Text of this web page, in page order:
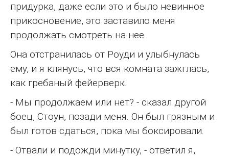
придурка, даже если это и было невинное
прикосновение, это заставило меня
продолжать смотреть на нее.
Она отстранилась от Роуди и улыбнулась
ему, и я клянусь, что вся комната зажглась,
как гребаный фейерверк.
- Мы продолжаем или нет? - сказал другой
боец, Стоун, позади меня. Он был грязным и
был готов сдаться, пока мы боксировали.
- Отвали и подожди минутку, - ответил я,